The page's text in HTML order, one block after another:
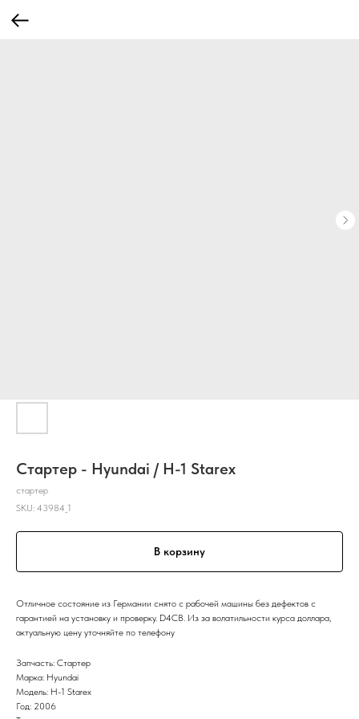
Стартер - Hyundai / H-1 Starex
стартер
SKU: 43984_1
В корзину
Отличное состояние из Германии снято с рабочей машины без дефектов с
гарантией на установку и проверку. D4CB. Из за волатильности курса доллара,
актуальную цену уточняйте по телефону
Запчасть: Стартер
Марка: Hyundai
Модель: H-1 Starex
Год: 2006